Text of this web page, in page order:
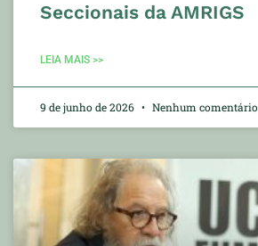
Seccionais da AMRIGS
LEIA MAIS >>
9 de junho de 2026 Nenhum comentário